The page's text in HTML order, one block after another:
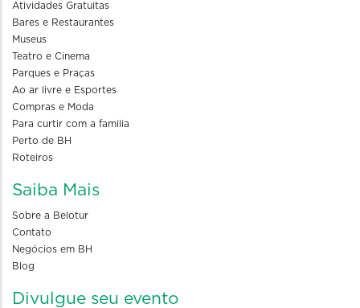
Atividades Gratuitas
Bares e Restaurantes
Museus
Teatro e Cinema
Parques e Praças
Ao ar livre e Esportes
Compras e Moda
Para curtir com a familia
Perto de BH
Roteiros
Saiba Mais
Sobre a Belotur
Contato
Negócios em BH
Blog
Divulgue seu evento